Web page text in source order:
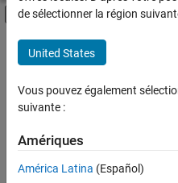
Activer/
Contenu principal
FILTRER PAR
Technologies de l’information
Ventes pour l'éducation
Ventes internes
Actuellement,
de sélectionner la région
United States
Vous pouvez également
suivante :
Amériques
América Latina (Español)